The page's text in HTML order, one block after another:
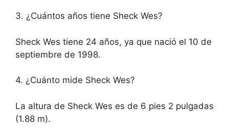
3. ¿Cuántos años tiene Sheck Wes?
Sheck Wes tiene 24 años, ya que nació el 10 de
septiembre de 1998.
4. ¿Cuánto mide Sheck Wes?
La altura de Sheck Wes es de 6 pies 2 pulgadas
(1.88 m).